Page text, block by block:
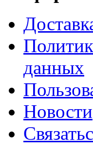
данных
Новости